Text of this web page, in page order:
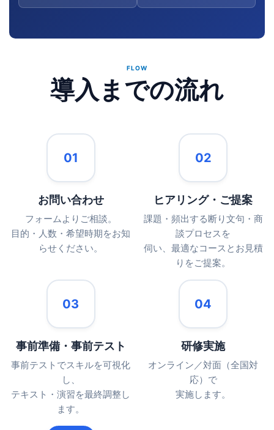
FLOW
導入までの流れ
01
お問い合わせ
フォームよりご相談。
目的・人数・希望時期をお知
らせください。
02
ヒアリング・ご提案
課題・頻出する断り文句・商
談プロセスを
伺い、最適なコースとお見積
りをご提案。
03
事前準備・事前テスト
事前テストでスキルを可視化
し、
テキスト・演習を最終調整し
ます。
04
研修実施
オンライン／対面（全国対
応）で
実施します。